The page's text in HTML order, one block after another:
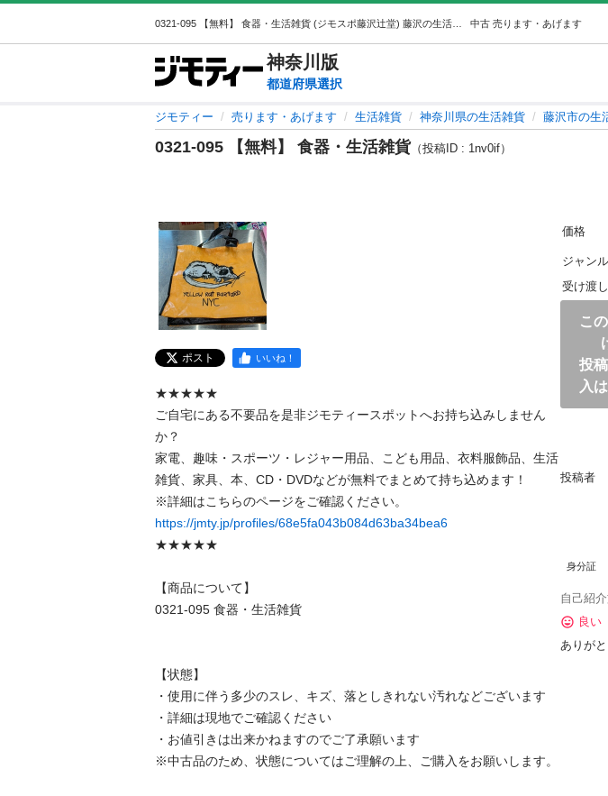
中古 売ります・あげます
神奈川 版
都道府県選択
ジモティー 売ります・あげます 生活雑貨 神奈川県の生活雑貨 藤沢市の生
0321-095 【無料】 食器・生活雑貨 （投稿ID : 1nv0if）
ポスト いいね！
★★★★★
ご自宅にある不要品を是非ジモティースポットへお持ち込みしません
か？
家電、趣味・スポーツ・レジャー用品、こども用品、衣料服飾品、生活
雑貨、家具、本、CD・DVDなどが無料でまとめて持ち込めます！
https://jmty.jp/profiles/68e5fa043b084d63ba34bea6
★★★★★
【商品について】
0321-095 食器・生活雑貨
【状態】
・使用に伴う多少のスレ、キズ、落としきれない汚れなどございます
・詳細は現地でご確認ください
・お値引きは出来かねますのでご了承願います
※中古品のため、状態についてはご理解の上、ご購入をお願いします。
価格
ジャンル
受け渡
こ
投
入
投稿者
身分証
自己紹
良い
ありがと